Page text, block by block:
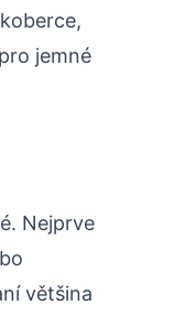
jemné
Nejprve
většina